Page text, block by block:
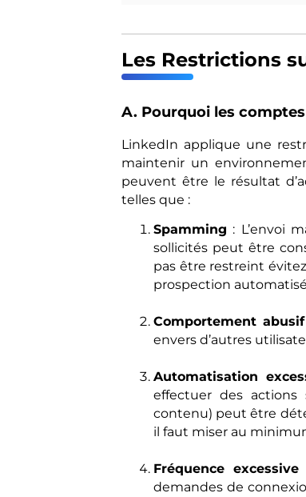
Les Restrictions
A. Pourquoi les
LinkedIn applique une
maintenir un
peuvent être le résultat
telles que :
Spamming : L’envoi
sollicités peut être
pas être restreint
prospection
Comportement abusif
envers d’autres
Automatisation
effectuer des
contenu) peut être
il faut miser au
Fréquence
demandes de